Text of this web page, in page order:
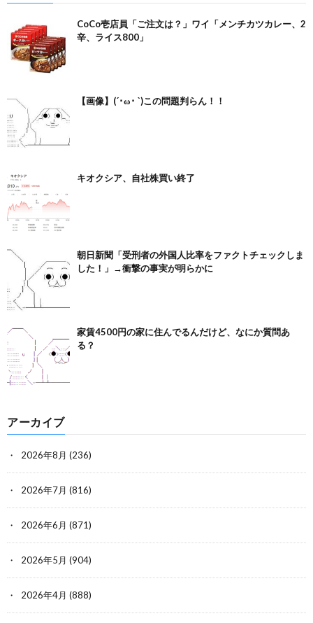
CoCo壱店員「ご注文は？」ワイ「メンチカツカレー、2
辛、ライス800」
【画像】(´･ω･ `)この問題判らん！！
キオクシア、自社株買い終了
朝日新聞「受刑者の外国人比率をファクトチェックしま
した！」→衝撃の事実が明らかに
家賃4500円の家に住んでるんだけど、なにか質問あ
る？
アーカイブ
2026年8月 (236)
2026年7月 (816)
2026年6月 (871)
2026年5月 (904)
2026年4月 (888)